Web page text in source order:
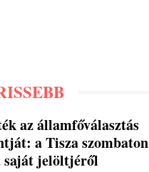
az államfőválasztás
a Tisza szombaton
saját jelöltjéről